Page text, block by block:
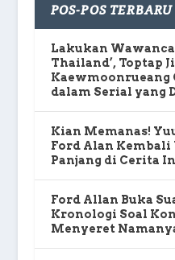
POS-POS TERBARU
Lakukan
Thailand’, Toptap
dalam Serial yang
Kian Memanas!
Ford Alan Kembali
Panjang di Cerita
Ford Allan Buka
Kronologi Soal
Menyeret